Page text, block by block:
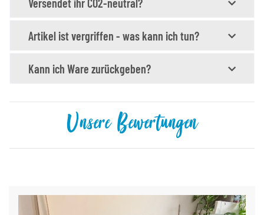
Versendet ihr CO2-neutral?
Artikel ist vergriffen - was kann ich tun?
Kann ich Ware zurückgeben?
Unsere Bewertungen